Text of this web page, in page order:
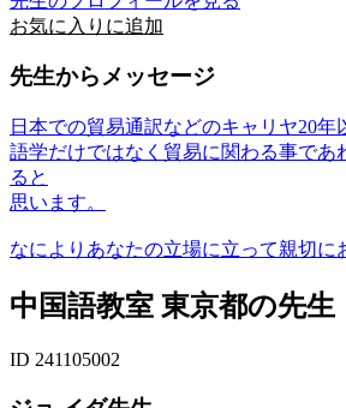
お気に入りに追加
先生からメッセージ
日本での貿易通訳などのキャリヤ20年
語学だけではなく貿易に関わる事であ
ると
思います。
なによりあなたの立場に立って親切に
中国語教室 東京都の先生
ID 241105002